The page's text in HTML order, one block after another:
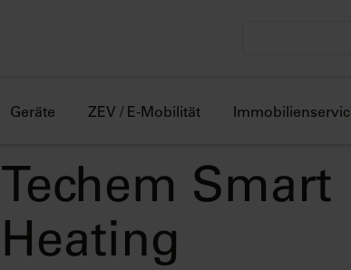
Geräte ZEV / E-Mobilität
Techem Smart
Heating